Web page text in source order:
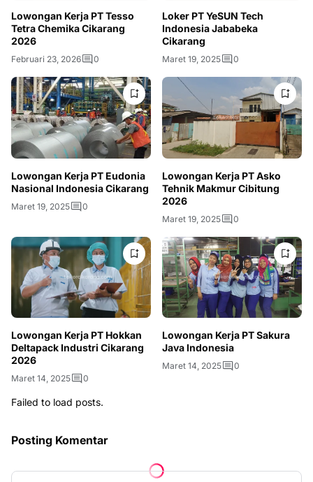
Lowongan Kerja PT Tesso
Tetra Chemika Cikarang
2026
Februari 23, 2026 0
Loker PT YeSUN Tech
Indonesia Jababeka
Cikarang
Maret 19, 2025 0
Lowongan Kerja PT Eudonia
Nasional Indonesia Cikarang
Maret 19, 2025 0
Lowongan Kerja PT Asko
Tehnik Makmur Cibitung
2026
Maret 19, 2025 0
Lowongan Kerja PT Hokkan
Deltapack Industri Cikarang
2026
Maret 14, 2025 0
Lowongan Kerja PT Sakura
Java Indonesia
Maret 14, 2025 0
Failed to load posts.
Posting Komentar